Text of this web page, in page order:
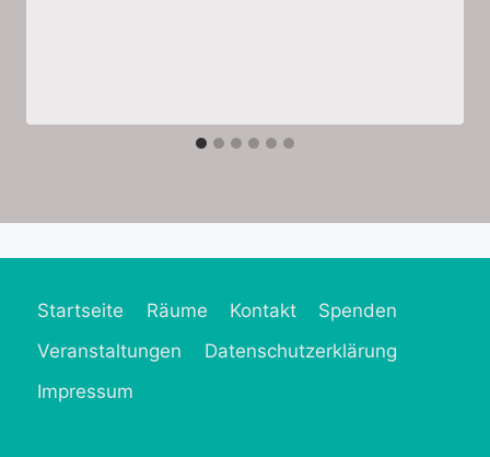
Startseite Räume Kontakt
Spenden
Veranstaltungen
Datenschutzerklärung
Impressum